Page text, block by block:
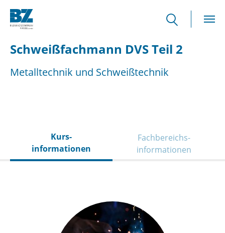
Schweißfachmann DVS Teil 2
Metalltechnik und Schweißtechnik
Kurs­
informationen
Fachbereichs­
informationen